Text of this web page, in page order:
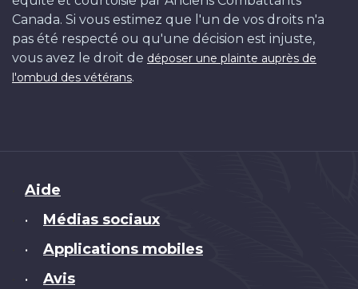
Canada. Si vous estimez que l'un de vos droits n'a
pas été respecté ou qu'une décision est injuste,
vous avez le droit de déposer une plainte auprès de
l'ombud des vétérans.
Brand
Aide
• Médias sociaux
• Applications mobiles
• Avis